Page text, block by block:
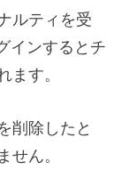
ルティを受
インするとチ
ます。
削除したと
せん。